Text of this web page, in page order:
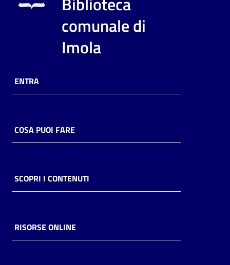
comunale di
Imola
ENTRA
COSA PUOI FARE
SCOPRI I CONTENUTI
RISORSE ONLINE